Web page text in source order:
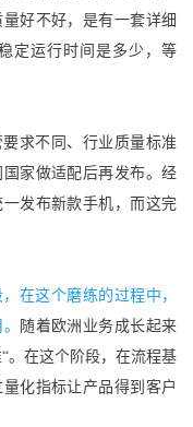
好不好，是有一套详细
定运行时间是多少，等
求不同、行业质量标准
家做适配后再发布。经
发布新款手机，而这完
在这个磨练的过程中，
随着欧洲业务成长起来
。在这个阶段，在流程基
化指标让产品得到客户